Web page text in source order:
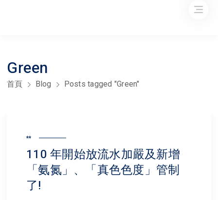
Green
首頁 Blog Posts tagged "Green"
**
110 年開始放流水加嚴及新增
「氨氮」、「真色色度」管制
了!